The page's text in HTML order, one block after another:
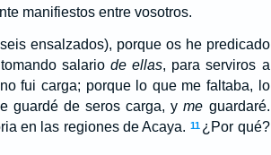
manifiestos entre vosotros.
ensalzados), porque os he predicado
salariode ellas, para serviros a
fui carga; porque lo que me faltaba, lo
guardé de seros carga, yme guardaré.
en las regiones de Acaya. 11 ¿Por qué?